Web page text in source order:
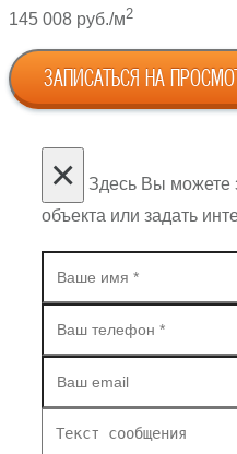
145 008 руб./м2
ЗАПИСАТЬСЯ НА
×
Здесь Вы можете
объекта или задать